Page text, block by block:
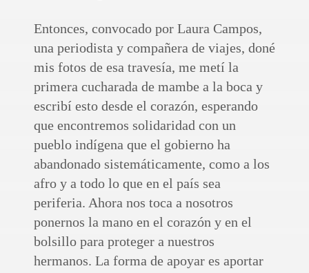
Entonces, convocado por Laura Campos,
una periodista y compañera de viajes, doné
mis fotos de esa travesía, me metí la
primera cucharada de mambe a la boca y
escribí esto desde el corazón, esperando
que encontremos solidaridad con un
pueblo indígena que el gobierno ha
abandonado sistemáticamente, como a los
afro y a todo lo que en el país sea
periferia. Ahora nos toca a nosotros
ponernos la mano en el corazón y en el
bolsillo para proteger a nuestros
hermanos. La forma de apoyar es aportar